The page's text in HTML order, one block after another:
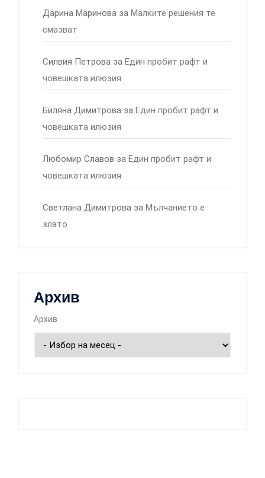
Дарина Маринова за Малките решения те
смазват
Силвия Петрова за Един пробит рафт и
човешката илюзия
Биляна Димитрова за Един пробит рафт и
човешката илюзия
Любомир Славов за Един пробит рафт и
човешката илюзия
Светлана Димитрова за Мълчанието е
злато
Архив
Архив